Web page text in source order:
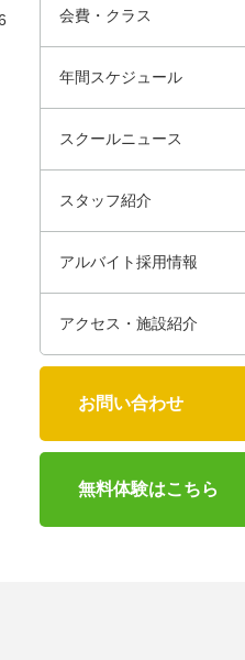
会費・クラス
年間スケジュール
スクールニュース
スタッフ紹介
アルバイト採用情報
アクセス・施設紹介
お問い合わせ
無料体験はこちら